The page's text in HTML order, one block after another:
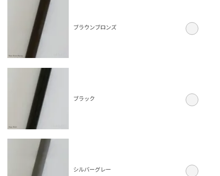
ブラウンブロンズ
ブラック
シルバーグレー